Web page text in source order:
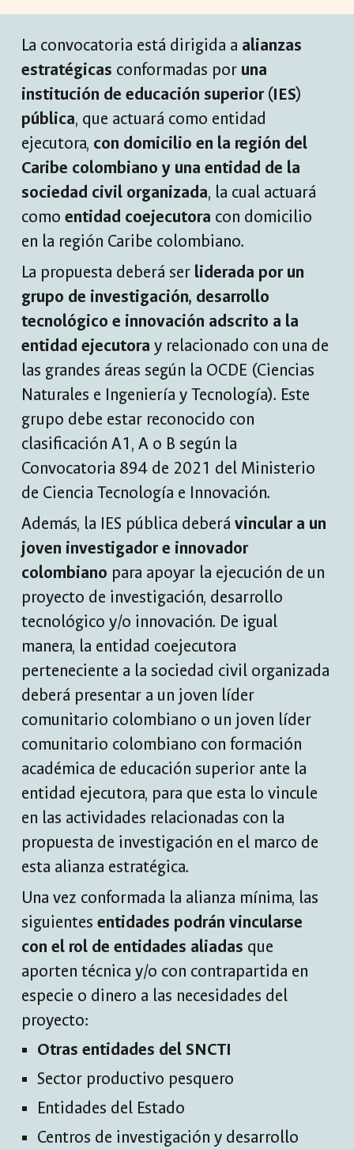
La convocatoria está dirigida a alianzas
estratégicas conformadas por una
institución de educación superior (IES)
pública, que actuará como entidad
ejecutora, con domicilio en la región del
Caribe colombiano y una entidad de la
sociedad civil organizada, la cual actuará
comoentidad coejecutora con domicilio
en la región Caribe colombiano.
La propuesta deberá ser liderada por un
grupo de investigación, desarrollo
tecnológico e innovación adscrito a la
entidad ejecutoray relacionado con una de
las grandes áreas según la OCDE (Ciencias
Naturales e Ingeniería y Tecnología). Este
grupo debe estar reconocido con
clasificación A1, A o B según la
Convocatoria 894 de 2021 del Ministerio
de Ciencia Tecnología e Innovación.
Además, la IES pública deberávincular a un
joven investigador e innovador
colombiano para apoyar la ejecución de un
proyecto de investigación, desarrollo
tecnológico y/o innovación. De igual
manera, la entidad coejecutora
perteneciente a la sociedad civil organizada
deberá presentar a un joven líder
comunitario colombiano o un joven líder
comunitario colombiano con formación
académica de educación superior ante la
entidad ejecutora, para que esta lo vincule
en las actividades relacionadas con la
propuesta de investigación en el marco de
esta alianza estratégica.
Una vez conformada la alianza mínima, las
siguientesentidades podrán vincularse
con el rol de entidades aliadas que
aporten técnica y/o con contrapartida en
especie o dinero a las necesidades del
proyecto:
Otras entidades del SNCTI
Sector productivo pesquero
Entidades del Estado
Centros de investigación y desarrollo